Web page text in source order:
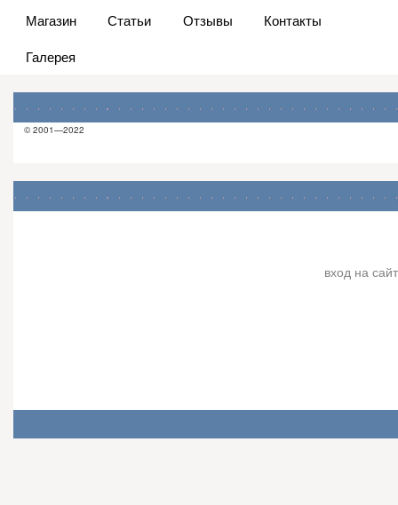
Магазин
Статьи Отзывы
Контакты
Галерея
© 2001—2022
вход на сайт